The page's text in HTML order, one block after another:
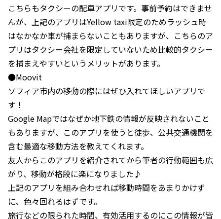
こちらもタクシーの配車アプリです。事前予約はできませ
んが、上記のアプリはYellow taxi限定のためラッシュ時
はなかなか車が捕まらないこともありますが、こちらのア
プリはタクシー会社を限定していないため比較的タクシー
を捕まえやすいというメリットがあります。
●Moovit
ソフィア市内の移動の際にはぜひ入れてほしいアプリで
す！
Google Mapではなぜか地下鉄の情報が反映されないこと
もありますが、このアプリを使うと徒歩、公共交通機関を
含む最適な移動方法を教えてくれます。
友人からこのアプリを紹介されてから筆者の行動範囲も広
がり、移動が格段に楽になりました♪
上記のアプリを組み合わせれば移動時間をあまりかけず
に、色々回れるはずです。
旅行などの限られた時間、有効活用するのにこの情報が皆